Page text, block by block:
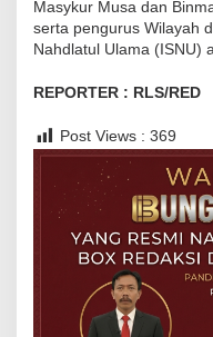
Masykur Musa dan
serta pengurus Wilayah
Nahdlatul Ulama (ISNU)
REPORTER : RLS/RED
Post Views : 369